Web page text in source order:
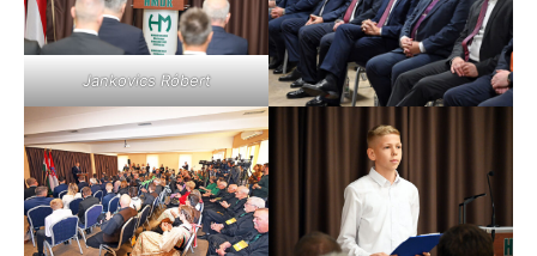
Jankovics Róbert